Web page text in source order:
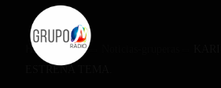
Home Blog
ESTRENA TEMA.